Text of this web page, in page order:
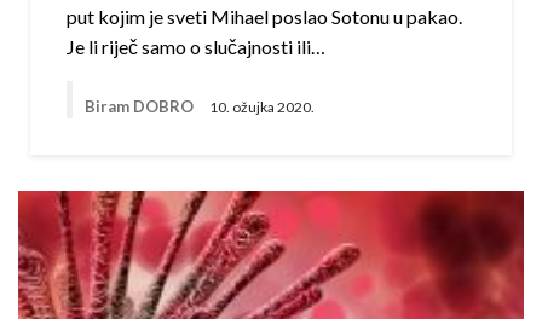
put kojim je sveti Mihael poslao Sotonu u pakao.
Je li riječ samo o slučajnosti ili…
Biram DOBRO 10. ožujka 2020.